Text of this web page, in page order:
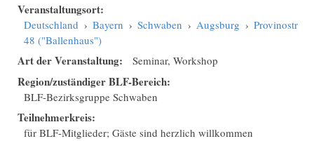
Veranstaltungsort:
Deutschland › Bayern › Schwaben › Augsburg › Provinostraße
48 ("Ballenhaus")
Art der Veranstaltung: Seminar, Workshop
Region/zuständiger BLF-Bereich:
BLF-Bezirksgruppe Schwaben
Teilnehmerkreis:
für BLF-Mitglieder; Gäste sind herzlich willkommen